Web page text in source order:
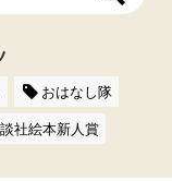
おはなし隊
社絵本新人賞